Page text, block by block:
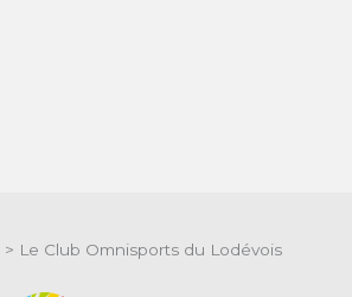
> Le Club Omnisports du Lodévois